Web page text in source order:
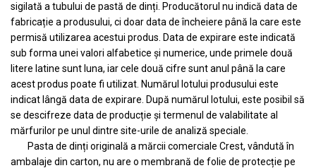
sigilată a tubului de pastă de dinți. Producătorul nu indică data de
fabricație a produsului, ci doar data de încheiere până la care este
permisă utilizarea acestui produs. Data de expirare este indicată
sub forma unei valori alfabetice și numerice, unde primele două
litere latine sunt luna, iar cele două cifre sunt anul până la care
acest produs poate fi utilizat. Numărul lotului produsului este
indicat lângă data de expirare. După numărul lotului, este posibil să
se descifreze data de producție și termenul de valabilitate al
mărfurilor pe unul dintre site-urile de analiză speciale.
Pasta de dinți originală a mărcii comerciale Crest, vândută în
ambalaje din carton, nu are o membrană de folie de protecție pe